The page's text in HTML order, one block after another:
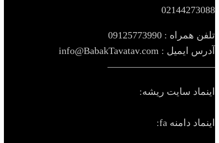
02144273088
تلفن همراه : 09125773990
آدرس ایمیل : info@BabakTavatav.com
———————————
اینماد سایت ریشه:
اینماد دامنه fa: